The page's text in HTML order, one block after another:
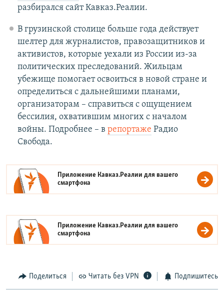
разбирался сайт Кавказ.Реалии.
В грузинской столице больше года действует
шелтер для журналистов, правозащитников и
активистов, которые уехали из России из-за
политических преследований. Жильцам
убежище помогает освоиться в новой стране и
определиться с дальнейшими планами,
организаторам – справиться с ощущением
бессилия, охватившим многих с началом
войны. Подробнее – в репортаже Радио
Свобода.
Приложение Кавказ.Реалии для вашего
смартфона
Приложение Кавказ.Реалии для вашего
смартфона
Поделиться Читать без VPN Подпишитесь